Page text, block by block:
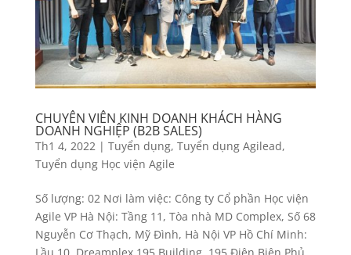
CHUYÊN VIÊN KINH DOANH KHÁCH HÀNG
DOANH NGHIỆP (B2B SALES)
Th1 4, 2022| Tuyển dụng, Tuyển dụng Agilead,
Tuyển dụng Học viện Agile
Số lượng: 02 Nơi làm việc: Công ty Cổ phần Học viện
Agile VP Hà Nội: Tầng 11, Tòa nhà MD Complex, Số 68
Nguyễn Cơ Thạch, Mỹ Đình, Hà Nội VP Hồ Chí Minh: